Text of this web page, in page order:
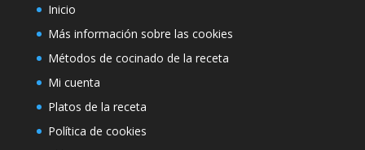
Inicio
Más información sobre las cookies
Métodos de cocinado de la receta
Mi cuenta
Platos de la receta
Política de cookies